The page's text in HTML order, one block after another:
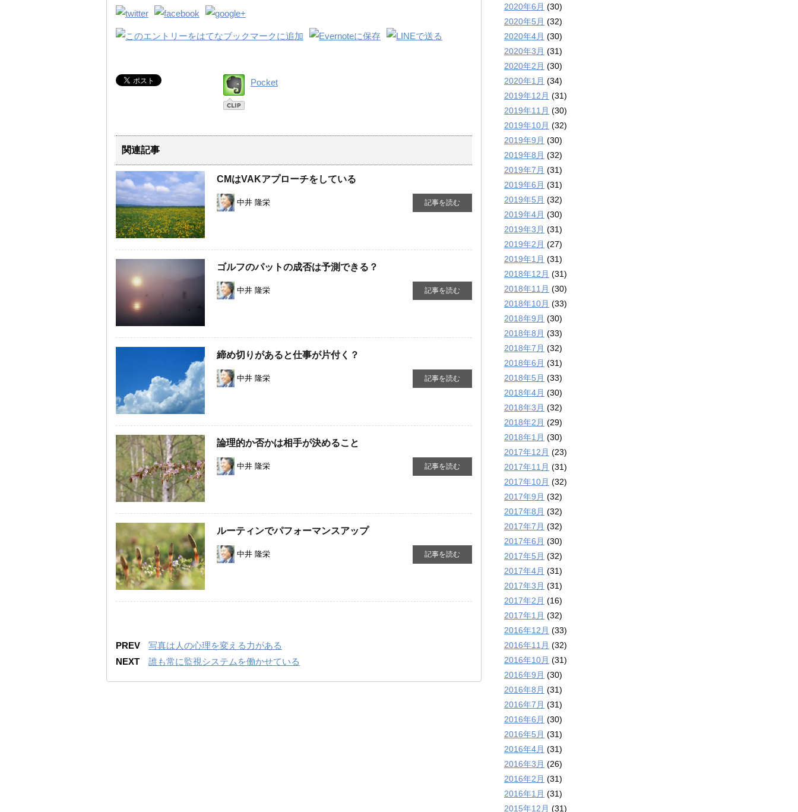
Pocket
関連記事
CMはVAKアプローチをしている
中井 隆栄 記事を読む
ゴルフのパットの成否は予測できる？
中井 隆栄 記事を読む
締め切りがあると仕事が片付く？
中井 隆栄 記事を読む
論理的か否かは相手が決めること
中井 隆栄 記事を読む
ルーティンでパフォーマンスアップ
中井 隆栄 記事を読む
PREV
写真は人の心理を変える力がある
NEXT
誰も常に監視システムを働かせている
2020年6月 (30)
2020年5月 (32)
2020年4月 (30)
2020年3月 (31)
2020年2月 (30)
2020年1月 (34)
2019年12月 (31)
2019年11月 (30)
2019年10月 (32)
2019年9月 (30)
2019年8月 (32)
2019年7月 (31)
2019年6月 (31)
2019年5月 (32)
2019年4月 (30)
2019年3月 (31)
2019年2月 (27)
2019年1月 (31)
2018年12月 (31)
2018年11月 (30)
2018年10月 (33)
2018年9月 (30)
2018年8月 (33)
2018年7月 (32)
2018年6月 (31)
2018年5月 (33)
2018年4月 (30)
2018年3月 (32)
2018年2月 (29)
2018年1月 (30)
2017年12月 (23)
2017年11月 (31)
2017年10月 (32)
2017年9月 (32)
2017年8月 (32)
2017年7月 (32)
2017年6月 (30)
2017年5月 (32)
2017年4月 (31)
2017年3月 (31)
2017年2月 (16)
2017年1月 (32)
2016年12月 (33)
2016年11月 (32)
2016年10月 (31)
2016年9月 (30)
2016年8月 (31)
2016年7月 (31)
2016年6月 (30)
2016年5月 (31)
2016年4月 (31)
2016年3月 (26)
2016年2月 (31)
2016年1月 (31)
2015年12月 (31)